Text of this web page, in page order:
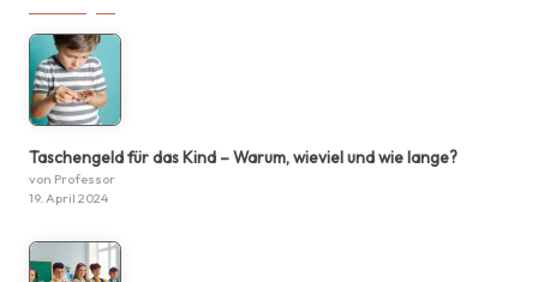
Taschengeld für das Kind – Warum, wieviel und wie lange?
von Professor
19. April 2024